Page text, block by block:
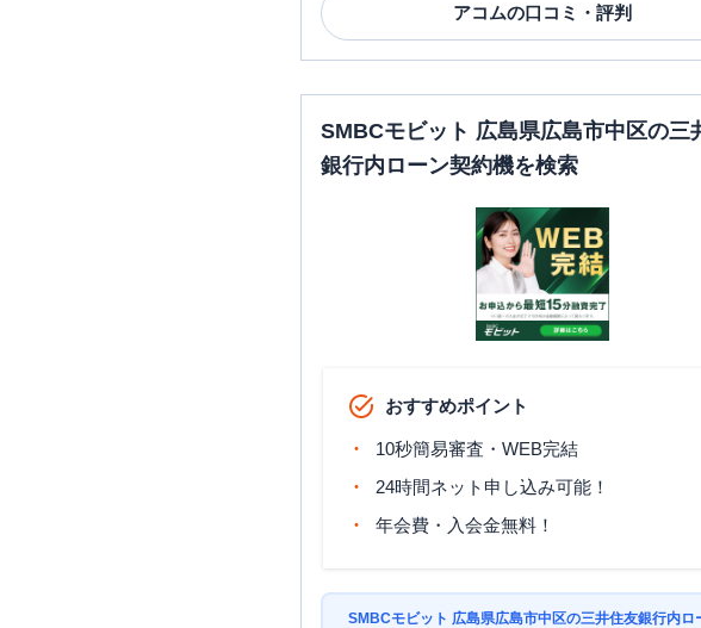
アコムの口コミ・評判
SMBCモビット 広島県広島市中区の三
銀行内ローン契約機を検索
おすすめポイント
10秒簡易審査・WEB完結
24時間ネット申し込み可能！
年会費・入会金無料！
SMBCモビット 広島県広島市中区の三井住友銀行内ロ